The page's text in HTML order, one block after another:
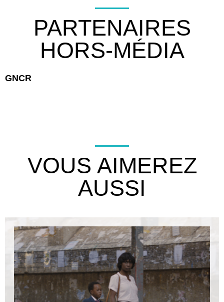
PARTENAIRES
HORS-MÉDIA
GNCR
VOUS AIMEREZ
AUSSI